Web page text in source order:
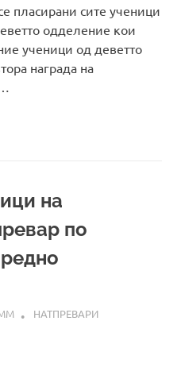
пласирани сите ученици
одделение кои
ученици од деветто
награда на
на
по
НАТПРЕВАРИ